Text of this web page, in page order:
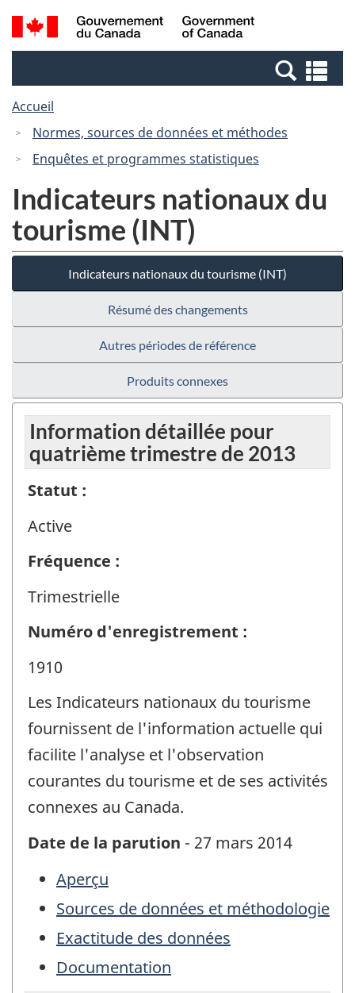
Passer
au
Passer
à
Canada
Recherche
et
et
Accueil
Normes, sources de données et méthodes
Enquêtes et programmes statistiques
Indicateurs nationaux du
tourisme (INT)
Indicateurs nationaux du tourisme (INT)
Résumé des changements
Autres périodes de référence
Produits connexes
Information détaillée pour
quatrième trimestre de 2013
Statut :
Active
Fréquence :
Trimestrielle
Numéro d'enregistrement :
1910
Les Indicateurs nationaux du tourisme
fournissent de l'information actuelle qui
facilite l'analyse et l'observation
courantes du tourisme et de ses activités
connexes au Canada.
Date de la parution - 27 mars 2014
Aperçu
Sources de données et méthodologie
Exactitude des données
Documentation